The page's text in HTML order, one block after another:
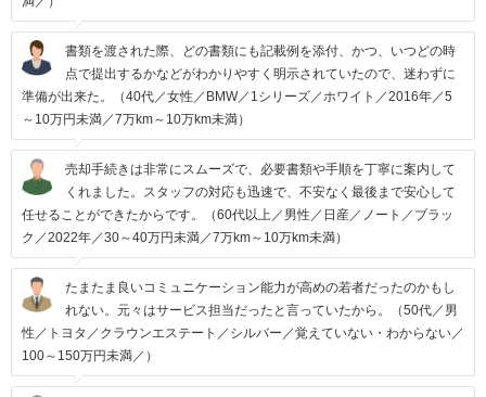
書類を渡された際、どの書類にも記載例を添付、かつ、いつどの時
点で提出するかなどがわかりやすく明示されていたので、迷わずに
準備が出来た。（40代／女性／BMW／1シリーズ／ホワイト／2016年／5
～10万円未満／7万km～10万km未満）
売却手続きは非常にスムーズで、必要書類や手順を丁寧に案内して
くれました。スタッフの対応も迅速で、不安なく最後まで安心して
任せることができたからです。（60代以上／男性／日産／ノート／ブラッ
ク／2022年／30～40万円未満／7万km～10万km未満）
たまたま良いコミュニケーション能力が高めの若者だったのかもし
れない。元々はサービス担当だったと言っていたから。（50代／男
性／トヨタ／クラウンエステート／シルバー／覚えていない・わからない／
100～150万円未満／）